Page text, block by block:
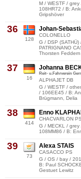
M / WESTF /
108HR72 / B:
Gripshöver
36
128
Johan-
COLONELLO
G / DSP
PATRIGNANO
Thorsten Feddern
37
16
Johanna
Reit- u.Fahrverein
ALPHAJET DB
G / WESTF /
/ 106EE45 / B:
Brügmann, Delia
38
414
Enno
CHACVARLON PS
G / MECKL / grey
108MM86 / B:
39
73
Alexa STAIS
CASACCO PS
G / OS / bay /
B: Paul
Gestuet Lewitz